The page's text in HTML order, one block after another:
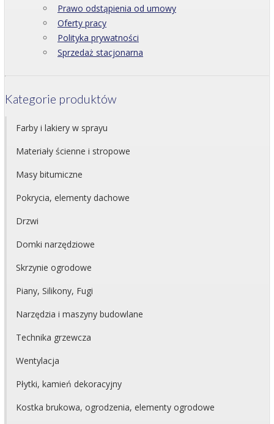
Prawo odstąpienia od umowy
Oferty pracy
Polityka prywatności
Sprzedaż stacjonarna
Kategorie produktów
Farby i lakiery w sprayu
Materiały ścienne i stropowe
Masy bitumiczne
Pokrycia, elementy dachowe
Drzwi
Domki narzędziowe
Skrzynie ogrodowe
Piany, Silikony, Fugi
Narzędzia i maszyny budowlane
Technika grzewcza
Wentylacja
Płytki, kamień dekoracyjny
Kostka brukowa, ogrodzenia, elementy ogrodowe